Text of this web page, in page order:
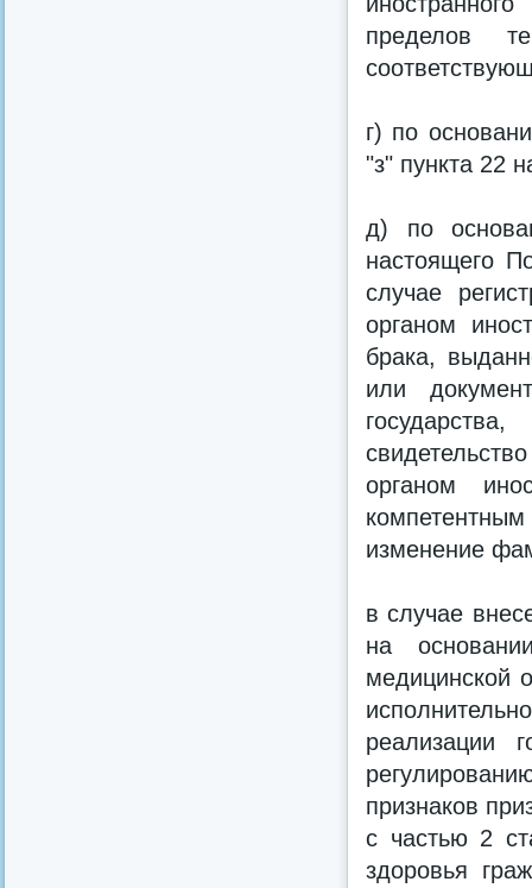
пределов
г) по
"з" пункта 22
д) по
настоящего
случае
органом
брака,
или
органом
изменение
в случае
на
медицинской
реализации
признаков
с частью 2
здоровья